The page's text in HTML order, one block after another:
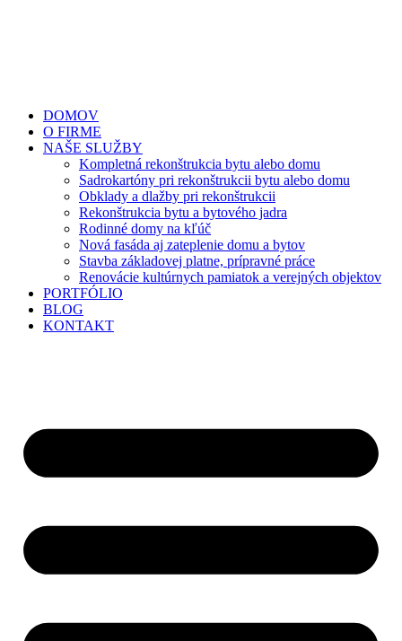
DOMOV
O FIRME
NAŠE SLUŽBY
Kompletná rekonštrukcia bytu alebo domu
Sadrokartóny pri rekonštrukcii bytu alebo domu
Obklady a dlažby pri rekonštrukcii
Rekonštrukcia bytu a bytového jadra
Rodinné domy na kľúč
Nová fasáda aj zateplenie domu a bytov
Stavba základovej platne, prípravné práce
Renovácie kultúrnych pamiatok a verejných objektov
PORTFÓLIO
BLOG
KONTAKT